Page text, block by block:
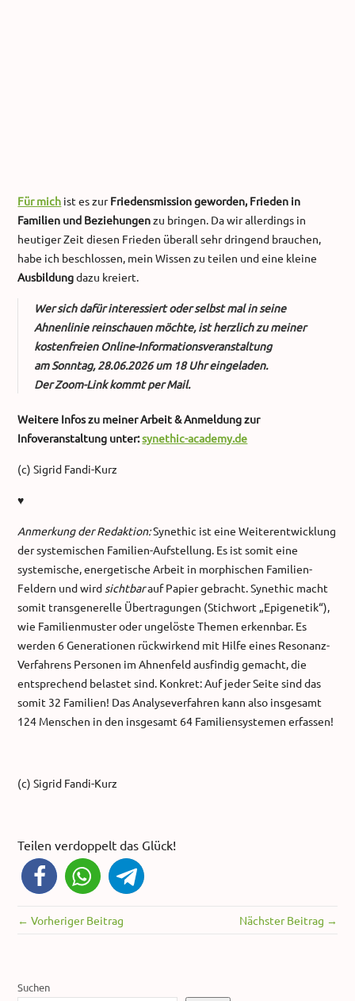
Für mich ist es zurFriedensmission geworden, Frieden in
Familien und Beziehungenzu bringen. Da wir allerdings in
heutiger Zeit diesen Frieden überall sehr dringend brauchen,
habe ich beschlossen, mein Wissen zu teilen und eine kleine
Ausbildungdazu kreiert.
Wer sich dafür interessiert oder selbst mal in seine
Ahnenlinie reinschauen möchte, ist herzlich zu meiner
kostenfreien Online-Informationsveranstaltung
amSonntag, 28.06.2026 um 18 Uhreingeladen.
Der Zoom-Link kommt per Mail.
Weitere Infos zu meiner Arbeit & Anmeldung zur
Infoveranstaltung unter:synethic-academy.de
(c) Sigrid Fandi-Kurz
♥
Anmerkung der Redaktion:Synethic ist eine Weiterentwicklung
der systemischen Familien-Aufstellung. Es ist somit eine
systemische, energetische Arbeit in morphischen Familien-
Feldern und wird sichtbarauf Papier gebracht. Synethic macht
somit transgenerelle Übertragungen (Stichwort „Epigenetik“),
wie Familienmuster oder ungelöste Themen erkennbar. Es
werden 6 Generationen rückwirkend mit Hilfe eines Resonanz-
Verfahrens Personen im Ahnenfeld ausfindig gemacht, die
entsprechend belastet sind. Konkret: Auf jeder Seite sind das
somit 32 Familien! Das Analyseverfahren kann also insgesamt
124 Menschen in den insgesamt 64 Familiensystemen erfassen!
(c) Sigrid Fandi-Kurz
Teilen verdoppelt das Glück!
← Vorheriger Beitrag Nächster Beitrag →
Suchen